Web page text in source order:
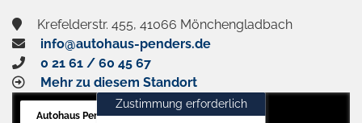
Krefelderstr. 455, 41066 Mönchengladbach
info@autohaus-penders.de
0 21 61 / 60 45 67
Mehr zu diesem Standort
Autohaus Penders (Verkauf)
Zustimmung erforderlich